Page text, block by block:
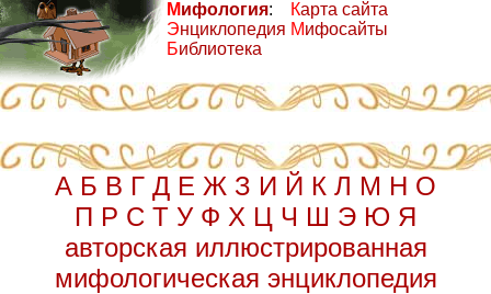
Мифология:
Энциклопедия
Библиотека
Карта сайта
Мифосайты
А Б В Г Д Е Ж З И Й К Л М Н О
П Р С Т У Ф Х Ц Ч Ш Э Ю Я
авторская иллюстрированная
мифологическая энциклопедия